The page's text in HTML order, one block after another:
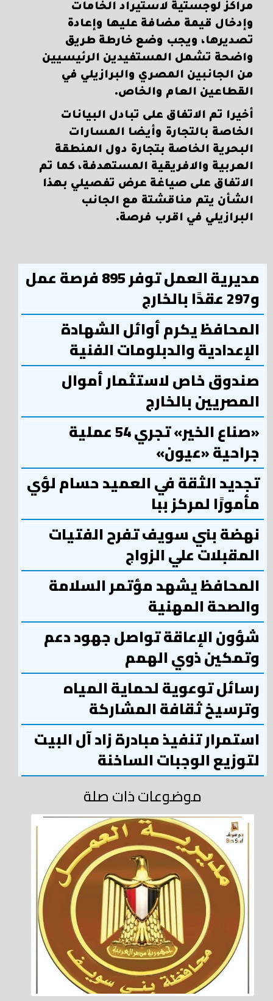
مراكز لوجستية لاستيراد الخامات
وإدخال قيمة مضافة عليها وإعادة
تصديرها، ويجب وضع خارطة طريق
واضحة تشمل المستفيدين الرئيسيين
من الجانبين المصري والبرازيلي في
القطاعين العام والخاص.
أخيرا تم الاتفاق على تبادل البيانات
الخاصة بالتجارة وأيضا المسارات
البحرية الخاصة بتجارة دول المنطقة
العربية والافريقية المستهدفة، كما تم
الاتفاق على صياغة عرض تفصيلي بهذا
الشأن يتم مناقشتة مع الجانب
البرازيلي في اقرب فرصة.
مديرية العمل توفر 895 فرصة عمل
و297 عقدًا بالخارج
المحافظ يكرم أوائل الشهادة
الإعدادية والدبلومات الفنية
صندوق خاص لاستثمار أموال
المصريين بالخارج
«صناع الخير» تجري 54 عملية
جراحية «عيون»
تجديد الثقة في العميد حسام لؤي
مأمورًا لمركز ببا
نهضة بني سويف تفرح الفتيات
المقبلات علي الزواج
المحافظ يشهد مؤتمر السلامة
والصحة المهنية
شؤون الإعاقة تواصل جهود دعم
وتمكين ذوي الهمم
رسائل توعوية لحماية المياه
وترسيخ ثقافة المشاركة
استمرار تنفيذ مبادرة زاد آل البيت
لتوزيع الوجبات الساخنة
موضوعات ذات صلة